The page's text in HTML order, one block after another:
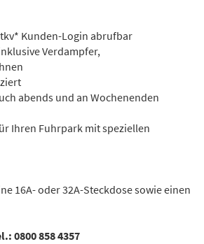
Kunden-Login abrufbar
Verdampfer,
abends und an Wochenenden
Ihren Fuhrpark mit speziellen
16A- oder 32A-Steckdose sowie einen
0800 858 4357